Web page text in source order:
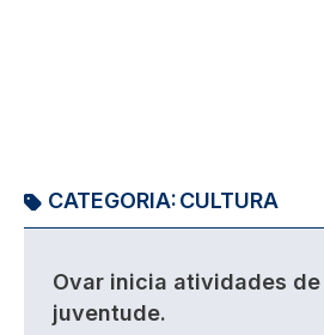
CATEGORIA:CULTURA
Ovar inicia atividades de
juventude.